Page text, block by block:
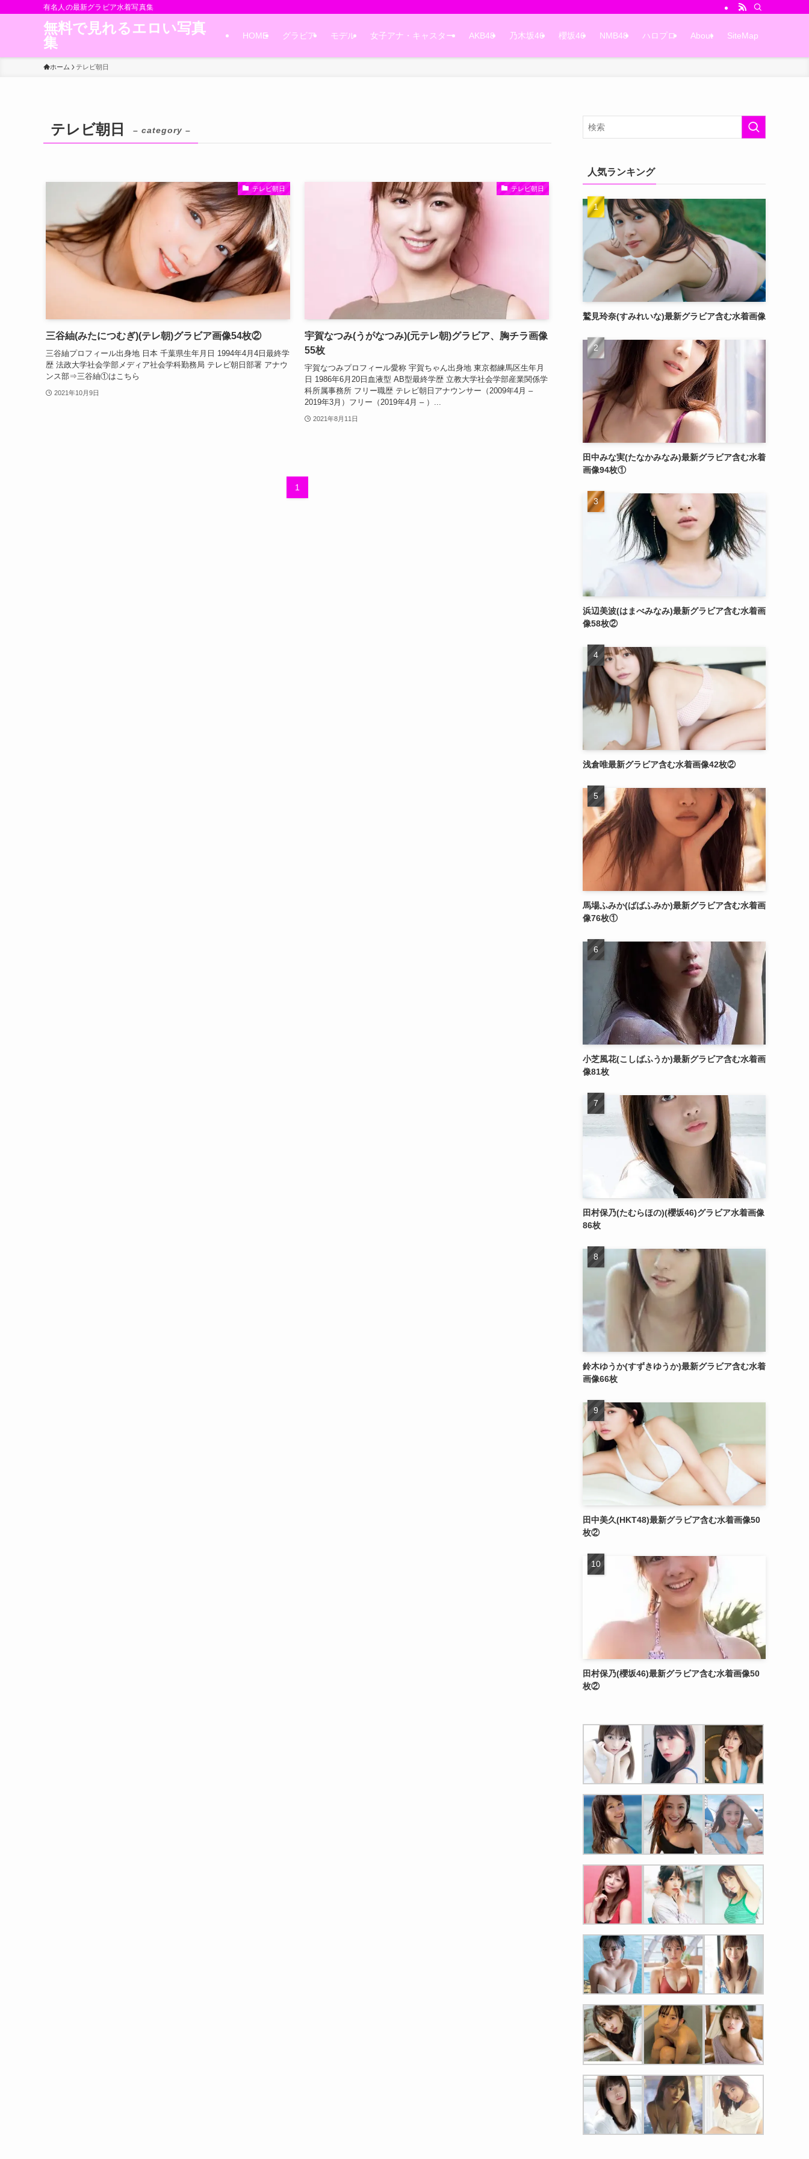
有名人の最新グラビア水着写真集
無料で見れるエロい写真
集
HOME グラビア モデル 女子アナ・キャスター AKB48 乃木坂46 櫻坂46 NMB48 ハロプロ About SiteMap
ホーム テレビ朝日
テレビ朝日 – category –
テレビ朝日
三谷紬(みたにつむぎ)(テレ朝)グラビア画像54枚②
三谷紬プロフィール出身地 日本 千葉県生年月日 1994年4月4日最終学
歴 法政大学社会学部メディア社会学科勤務局 テレビ朝日部署 アナウ
ンス部⇒三谷紬①はこちら
2021年10月9日
テレビ朝日
宇賀なつみ(うがなつみ)(元テレ朝)グラビア、胸チラ画像
55枚
宇賀なつみプロフィール愛称 宇賀ちゃん出身地 東京都練馬区生年月
日 1986年6月20日血液型 AB型最終学歴 立教大学社会学部産業関係学
科所属事務所 フリー職歴 テレビ朝日アナウンサー（2009年4月 –
2019年3月）フリー（2019年4月 – ）...
2021年8月11日
1
人気ランキング
鷲見玲奈(すみれいな)最新グラビア含む水着画像
田中みな実(たなかみなみ)最新グラビア含む水着
画像94枚①
浜辺美波(はまべみなみ)最新グラビア含む水着画
像58枚②
浅倉唯最新グラビア含む水着画像42枚②
馬場ふみか(ばばふみか)最新グラビア含む水着画
像76枚①
小芝風花(こしばふうか)最新グラビア含む水着画
像81枚
田村保乃(たむらほの)(櫻坂46)グラビア水着画像
86枚
鈴木ゆうか(すずきゆうか)最新グラビア含む水着
画像66枚
田中美久(HKT48)最新グラビア含む水着画像50
枚②
田村保乃(櫻坂46)最新グラビア含む水着画像50
枚②